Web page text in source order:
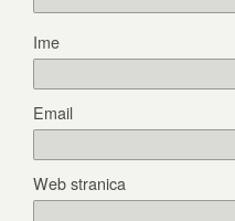
Ime
Email
Web stranica